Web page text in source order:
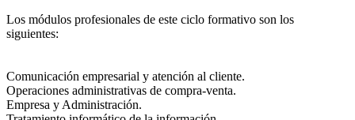
Los módulos profesionales de este ciclo formativo son los
siguientes:
Comunicación empresarial y atención al cliente.
Operaciones administrativas de compra-venta.
Empresa y Administración.